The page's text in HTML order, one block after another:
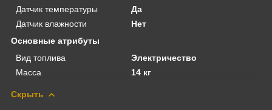
Датчик температуры
Да
Датчик влажности
Нет
Основные атрибуты
Вид топлива
Электричество
Масса
14 кг
Скрыть